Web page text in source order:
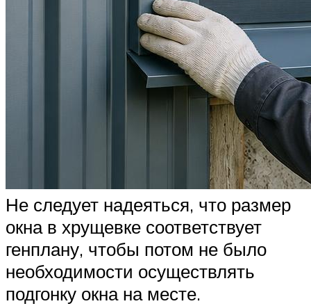
Не следует надеяться, что размер
окна в хрущевке соответствует
генплану, чтобы потом не было
необходимости осуществлять
подгонку окна на месте.